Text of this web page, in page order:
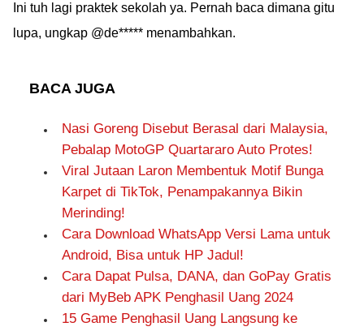
Ini tuh lagi praktek sekolah ya. Pernah baca dimana gitu
lupa, ungkap @de***** menambahkan.
BACA JUGA
Nasi Goreng Disebut Berasal dari Malaysia,
Pebalap MotoGP Quartararo Auto Protes!
Viral Jutaan Laron Membentuk Motif Bunga
Karpet di TikTok, Penampakannya Bikin
Merinding!
Cara Download WhatsApp Versi Lama untuk
Android, Bisa untuk HP Jadul!
Cara Dapat Pulsa, DANA, dan GoPay Gratis
dari MyBeb APK Penghasil Uang 2024
15 Game Penghasil Uang Langsung ke